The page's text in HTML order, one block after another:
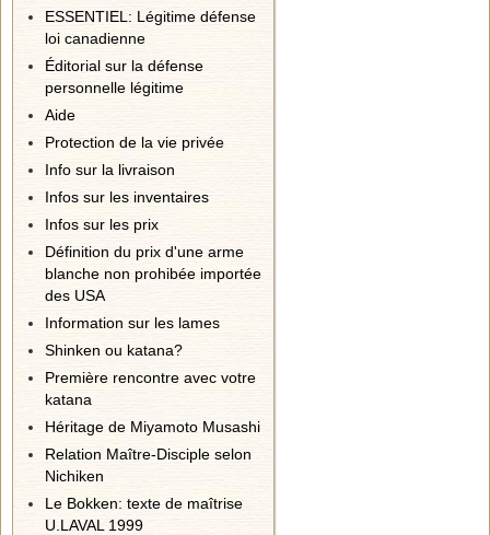
ESSENTIEL: Légitime défense
loi canadienne
Éditorial sur la défense
personnelle légitime
Aide
Protection de la vie privée
Info sur la livraison
Infos sur les inventaires
Infos sur les prix
Définition du prix d'une arme
blanche non prohibée importée
des USA
Information sur les lames
Shinken ou katana?
Première rencontre avec votre
katana
Héritage de Miyamoto Musashi
Relation Maître-Disciple selon
Nichiken
Le Bokken: texte de maîtrise
U.LAVAL 1999